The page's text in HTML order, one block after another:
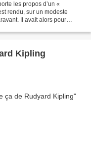
les propos d’un «
rendu, sur un modeste
Il avait alors pour
Kipling